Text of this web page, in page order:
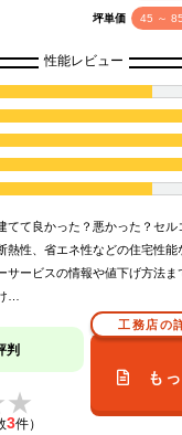
坪単価 45 ～
性能レビュー
てて良かった？悪かった？セ
熱性、省エネ性などの住宅性能
サービスの情報や値下げ方法
…
判
3件）
工務店の
も